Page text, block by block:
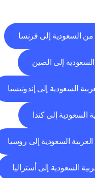
من السعودية إلى فرنسا
السعودية إلى الصين
السعودية إلى إندونيسيا
السعودية إلى كندا
العربية السعودية إلى روسيا
السعودية إلى أستراليا